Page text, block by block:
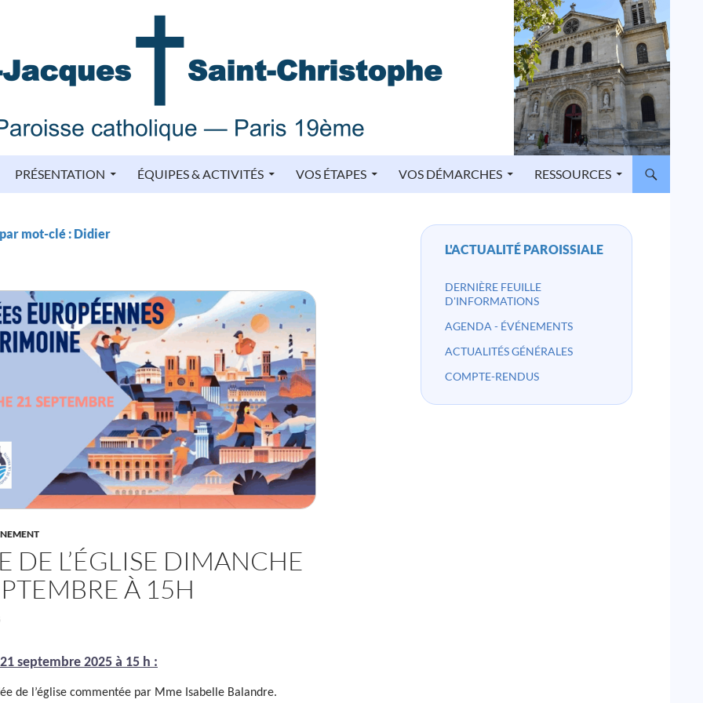
PRÉSENTATION ÉQUIPES & ACTIVITÉS VOS ÉTAPES VOS DÉMARCHES RESSOURCES
mot-clé : Didier
DE L’ÉGLISE DIMANCHE
À 15H
septembre 2025 à 15 h :
de l’église commentée par Mme Isabelle Balandre.
L'ACTUALITÉ PAROISSIALE
DERNIÈRE FEUILLE
D'INFORMATIONS
AGENDA - ÉVÉNEMENTS
ACTUALITÉS GÉNÉRALES
COMPTE-RENDUS